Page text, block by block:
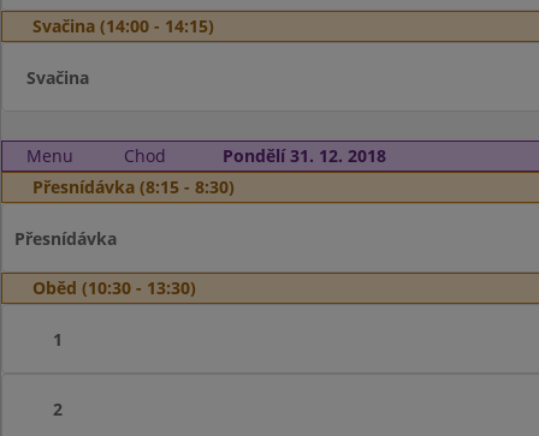
Svačina (14:00 - 14:15)
Svačina
Menu Chod
Pondělí 31. 12. 2018
Přesnídávka (8:15 - 8:30)
Přesnídávka
Oběd (10:30 - 13:30)
1
2